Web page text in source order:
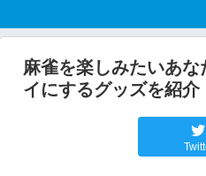
麻雀を楽しみたいあ
イにするグッズを紹介